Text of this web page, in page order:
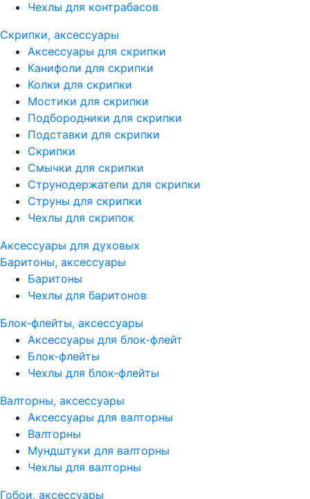
Чехлы для контрабасов
Скрипки, аксессуары
Аксессуары для скрипки
Канифоли для скрипки
Колки для скрипки
Мостики для скрипки
Подбородники для скрипки
Подставки для скрипки
Скрипки
Смычки для скрипки
Струнодержатели для скрипки
Струны для скрипки
Чехлы для скрипок
Аксессуары для духовых
Баритоны, аксессуары
Баритоны
Чехлы для баритонов
Блок-флейты, аксессуары
Аксессуары для блок-флейт
Блок-флейты
Чехлы для блок-флейты
Валторны, аксессуары
Аксессуары для валторны
Валторны
Мундштуки для валторны
Чехлы для валторны
Гобои, аксессуары